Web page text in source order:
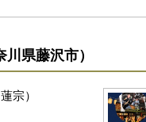
県藤沢市）
宗）